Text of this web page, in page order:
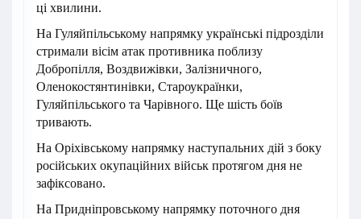
ці хвилини.
На Гуляйпільському напрямку українські підрозділи
стримали вісім атак противника поблизу
Добропілля, Воздвижівки, Залізничного,
Оленокостянтинівки, Староукраїнки,
Гуляйпільського та Чарівного. Ще шість боїв
тривають.
На Оріхівському напрямку наступальних дій з боку
російських окупаційних військ протягом дня не
зафіксовано.
На Придніпровському напрямку поточного дня